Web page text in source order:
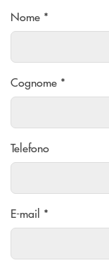
Nome *
Cognome *
Telefono
E-mail *